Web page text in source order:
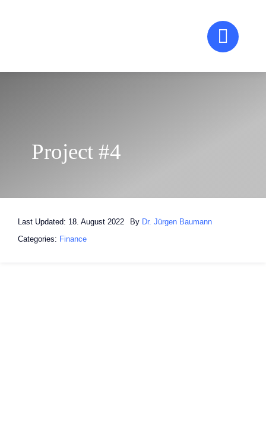
Project #4
Last Updated: 18. August 2022 By Dr. Jürgen Baumann
Categories: Finance